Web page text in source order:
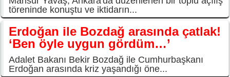
töreninde konuştu ve iktidarın...
Erdoğan ile Bozdağ arasında çatlak!
‘Ben öyle uygun gördüm…’
Adalet Bakanı Bekir Bozdağ ile Cumhurbaşkanı
Erdoğan arasında kriz yaşandığı öne...